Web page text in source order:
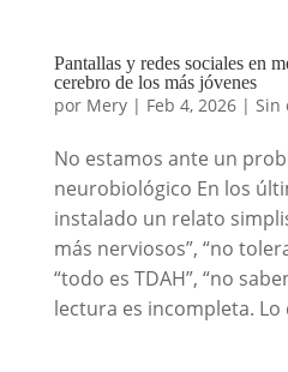
Pantallas y redes sociales en
cerebro de los más jóvenes
por Mery| Feb 4, 2026| Sin
No estamos ante un
neurobiológico En los
instalado un relato
más nerviosos”, “no
“todo es TDAH”, “no
lectura es incompleta. Lo